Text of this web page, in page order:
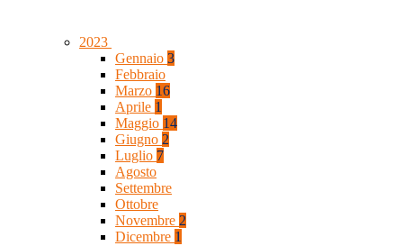
2023
Gennaio 3
Febbraio
Marzo 16
Aprile 1
Maggio 14
Giugno 2
Luglio 7
Agosto
Settembre
Ottobre
Novembre 2
Dicembre 1